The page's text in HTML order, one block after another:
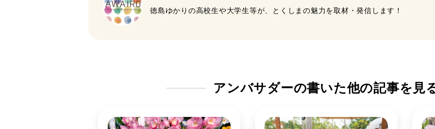
徳島ゆかりの高校生や大学生等が、とくしまの魅力を取材・発信します！
アンバサダーの書いた他の記事を見